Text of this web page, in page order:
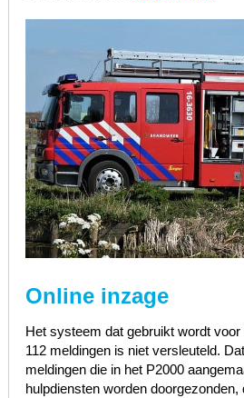
Online inzage
Het systeem dat gebruikt wordt
112 meldingen is niet versleuteld.
meldingen die in het P2000
hulpdiensten worden doorgezonden,